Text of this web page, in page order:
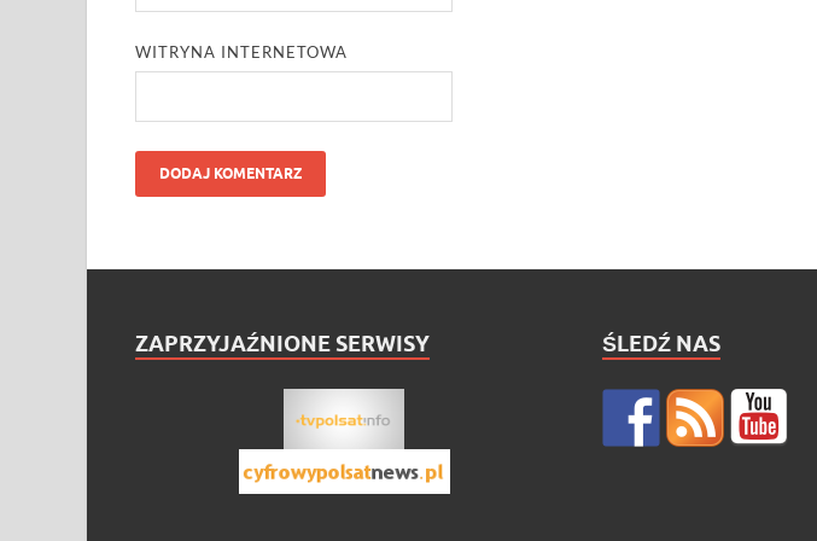
WITRYNA INTERNETOWA
ZAPRZYJAŹNIONE SERWISY ŚLEDŹ NAS